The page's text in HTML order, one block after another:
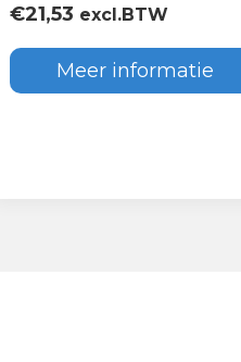
€21,53 excl.BTW
Meer informatie